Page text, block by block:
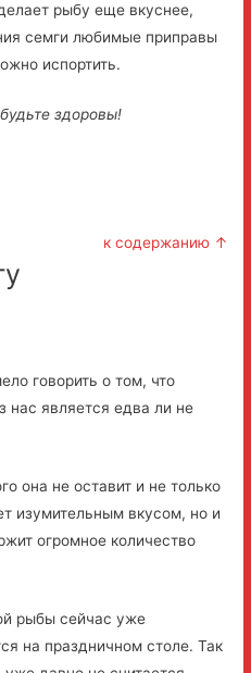
рыбу еще вкуснее,
семги любимые приправы
испортить.
здоровы!
к содержанию ↑
говорить о том, что
нас является едва ли не
она не оставит и не только
изумительным вкусом, но и
огромное количество
рыбы сейчас уже
на праздничном столе. Так